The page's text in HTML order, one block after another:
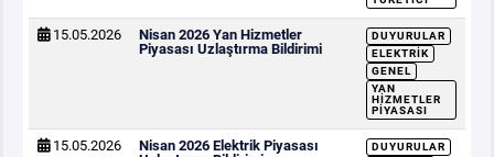
15.05.2026
Nisan 2026 Yan Hizmetler
Piyasası Uzlaştırma Bildirimi
DUYURULAR
ELEKTRIK
GENEL
YAN
HIZMETLER
PIYASASI
15.05.2026
Nisan 2026 Elektrik Piyasası
DUYURULAR